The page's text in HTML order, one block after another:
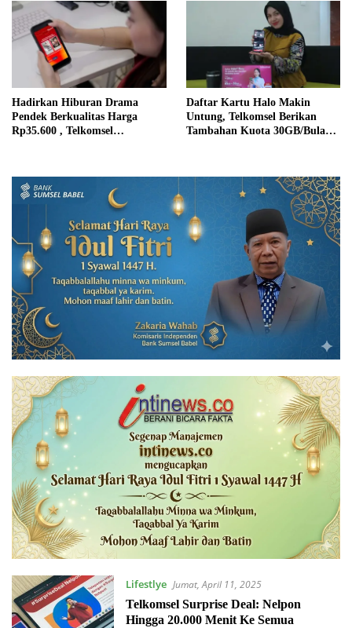
Hadirkan Hiburan Drama
Pendek Berkualitas Harga
Rp35.600 , Telkomsel
Daftar Kartu Halo Makin
Untung, Telkomsel Berikan
Tambahan Kuota 30GB/Bulan
Lifestlye Jumat, April 11, 2025
Telkomsel Surprise Deal: Nelpon
Hingga 20.000 Menit Ke Semua